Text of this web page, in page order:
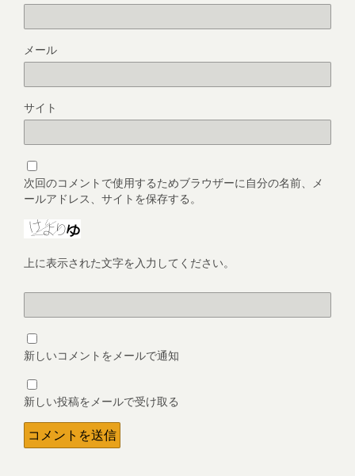
メール
サイト
次回のコメントで使用するためブラウザーに自分の名前、メ
ールアドレス、サイトを保存する。
上に表示された文字を入力してください。
新しいコメントをメールで通知
新しい投稿をメールで受け取る